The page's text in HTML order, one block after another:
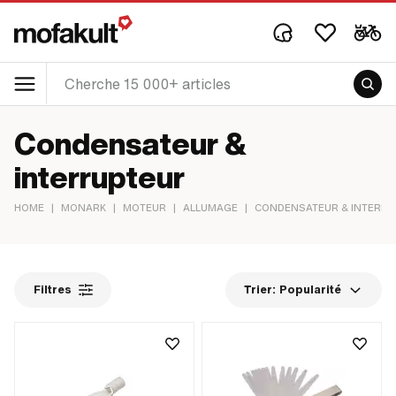
Condensateur &
interrupteur
HOME | MONARK | MOTEUR | ALLUMAGE | CONDENSATEUR &
Filtres Trier: Popularité